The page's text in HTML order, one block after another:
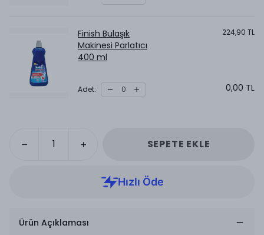
Finish Bulaşık
Makinesi Parlatıcı
400 ml
224,90 TL
Adet: 0,00 TL
SEPETE EKLE
Ürün Açıklaması